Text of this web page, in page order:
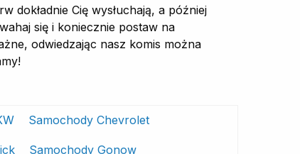
dokładnie Cię wysłuchają, a później
się i koniecznie postaw na
odwiedzając nasz komis można
Samochody Chevrolet
Samochody Gonow